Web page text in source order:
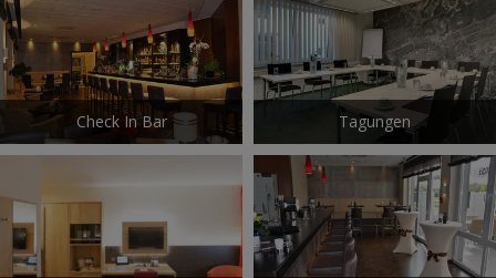
Check In Bar Tagungen